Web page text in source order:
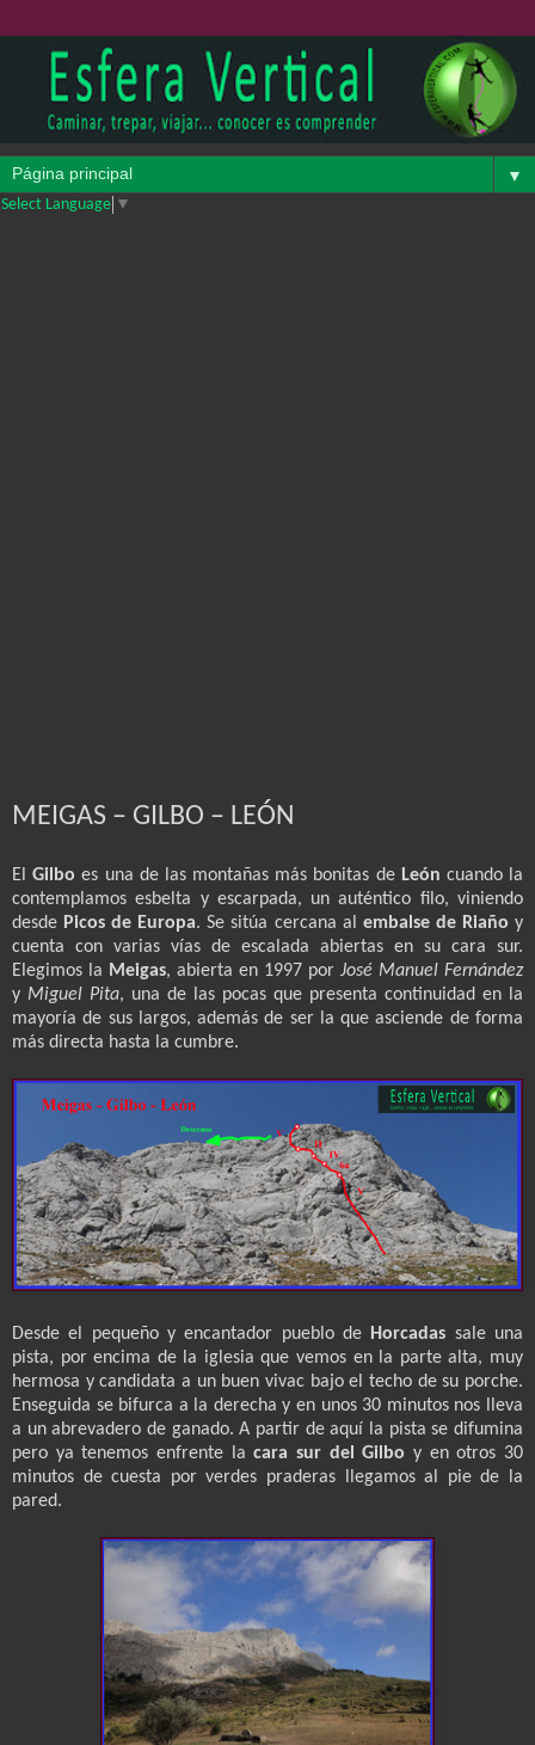
▼
Select Language ▼
MEIGAS – GILBO – LEÓN
ElGilboes una de las montañas más bonitas de León cuando la
contemplamos esbelta y escarpada, un auténtico filo, viniendo
desde Picos de Europa. Se sitúa cercana al embalse de Riaño y
cuenta con varias vías de escalada abiertas en su cara sur.
Elegimos la Meigas, abierta en 1997 por José Manuel Fernández
y Miguel Pita, una de las pocas que presenta continuidad en la
mayoría de sus largos, además de ser la que asciende de forma
más directa hasta la cumbre.
Desde el pequeño y encantador pueblo de Horcadas sale una
pista, por encima de la iglesia que vemos en la parte alta, muy
hermosa y candidata a un buen vivac bajo el techo de su porche.
Enseguida se bifurca a la derecha y en unos 30 minutos nos lleva
a un abrevadero de ganado. A partir de aquí la pista se difumina
pero ya tenemos enfrente lacara sur del Gilbo y en otros 30
minutos de cuesta por verdes praderas llegamos al pie de la
pared.